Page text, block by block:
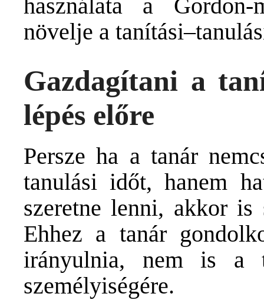
használata a
növelje a
Gazdagítani a
lépés előre
Persze ha a tanár
tanulási időt, hanem
szeretne lenni, akkor is
Ehhez a tanár
irányulnia, nem is a
személyiségére.